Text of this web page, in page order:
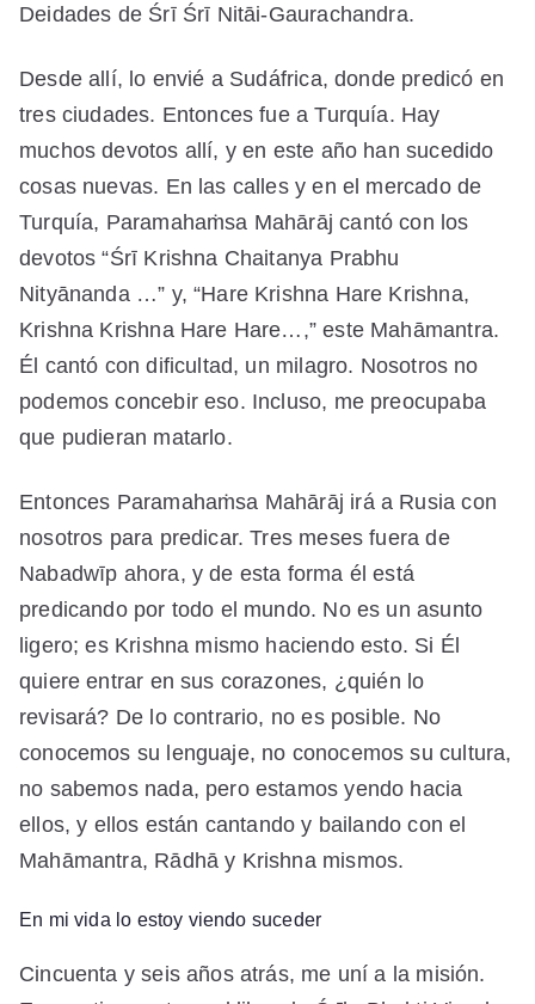
Deidades de Śrī Śrī Nitāi-Gaurachandra.
Desde allí, lo envié a Sudáfrica, donde predicó en
tres ciudades. Entonces fue a Turquía. Hay
muchos devotos allí, y en este año han sucedido
cosas nuevas. En las calles y en el mercado de
Turquía, Paramahaṁsa Mahārāj cantó con los
devotos “Śrī Krishna Chaitanya Prabhu
Nityānanda …” y, “Hare Krishna Hare Krishna,
Krishna Krishna Hare Hare…,” este Mahāmantra.
Él cantó con dificultad, un milagro. Nosotros no
podemos concebir eso. Incluso, me preocupaba
que pudieran matarlo.
Entonces Paramahaṁsa Mahārāj irá a Rusia con
nosotros para predicar. Tres meses fuera de
Nabadwīp ahora, y de esta forma él está
predicando por todo el mundo. No es un asunto
ligero; es Krishna mismo haciendo esto. Si Él
quiere entrar en sus corazones, ¿quién lo
revisará? De lo contrario, no es posible. No
conocemos su lenguaje, no conocemos su cultura,
no sabemos nada, pero estamos yendo hacia
ellos, y ellos están cantando y bailando con el
Mahāmantra, Rādhā y Krishna mismos.
En mi vida lo estoy viendo suceder
Cincuenta y seis años atrás, me uní a la misión.